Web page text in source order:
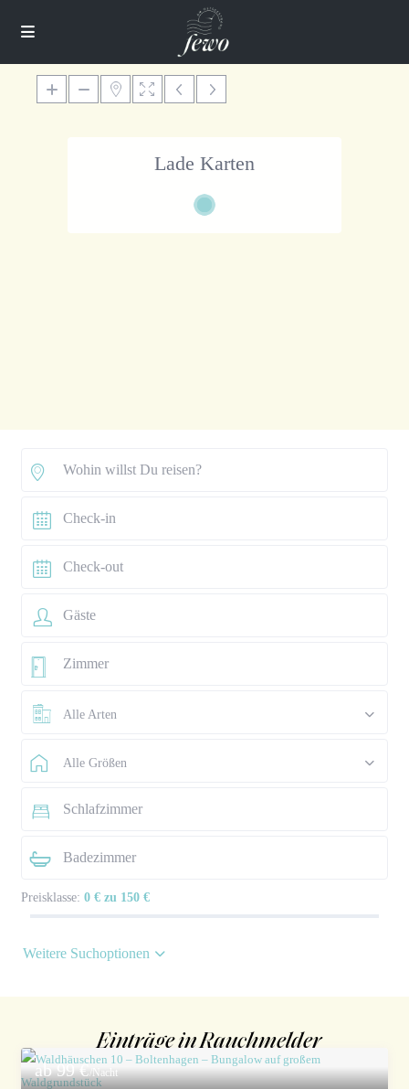
Lade Karten
Alle Arten
Alle Größen
Preisklasse: 0 € zu 150 €
Weitere Suchoptionen
Einträge in Rauchmelder
ab 99 €/Nacht